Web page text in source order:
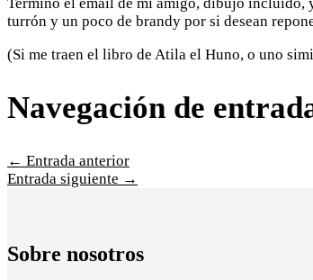
turrón y un poco de brandy por si desean
(Si me traen el libro de Atila el Huno, o uno
Navegación de
← Entrada anterior
Entrada siguiente →
Sobre nosotros